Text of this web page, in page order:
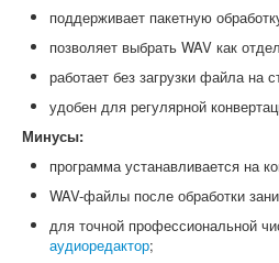
поддерживает пакетную
позволяет выбрать WAV как
работает без загрузки файла на
удобен для регулярной
Минусы:
программа устанавливается на
WAV-файлы после обработки
для точной профессиональной
аудиоредактор;